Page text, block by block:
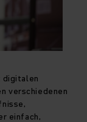
digitalen
verschiedenen
einfach,